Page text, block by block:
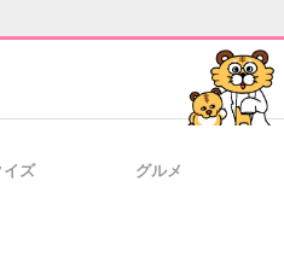
イズ グルメ